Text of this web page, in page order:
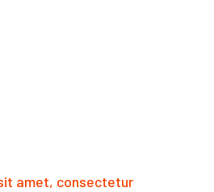
amet, consectetur